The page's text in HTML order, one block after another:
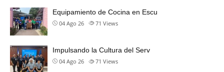
Equipamiento de Cocina en Escu
04 Ago 26 71 Views
Impulsando la Cultura del Serv
04 Ago 26 71 Views